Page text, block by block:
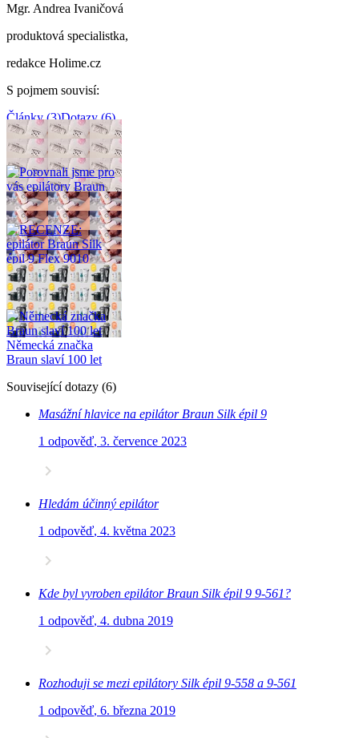
Mgr. Andrea Ivaničová
produktová specialistka,
redakce Holime.cz
S pojmem souvisí:
Články(3)Dotazy(6)
Související články(3)
Porovnali jsme pro vás
epilátory Braun
RECENZE: epilátor
Braun Silk épil 9 Flex
9010
Německá značka
Braun slaví 100 let
Související dotazy (6)
Masážní hlavice na epilátor Braun Silk épil 9
1 odpověď, 3. července 2023
Hledám účinný epilátor
1 odpověď, 4. května 2023
Kde byl vyroben epilátor Braun Silk épil 9 9-561?
1 odpověď, 4. dubna 2019
Rozhoduji se mezi epilátory Silk épil 9-558 a 9-561
1 odpověď, 6. března 2019